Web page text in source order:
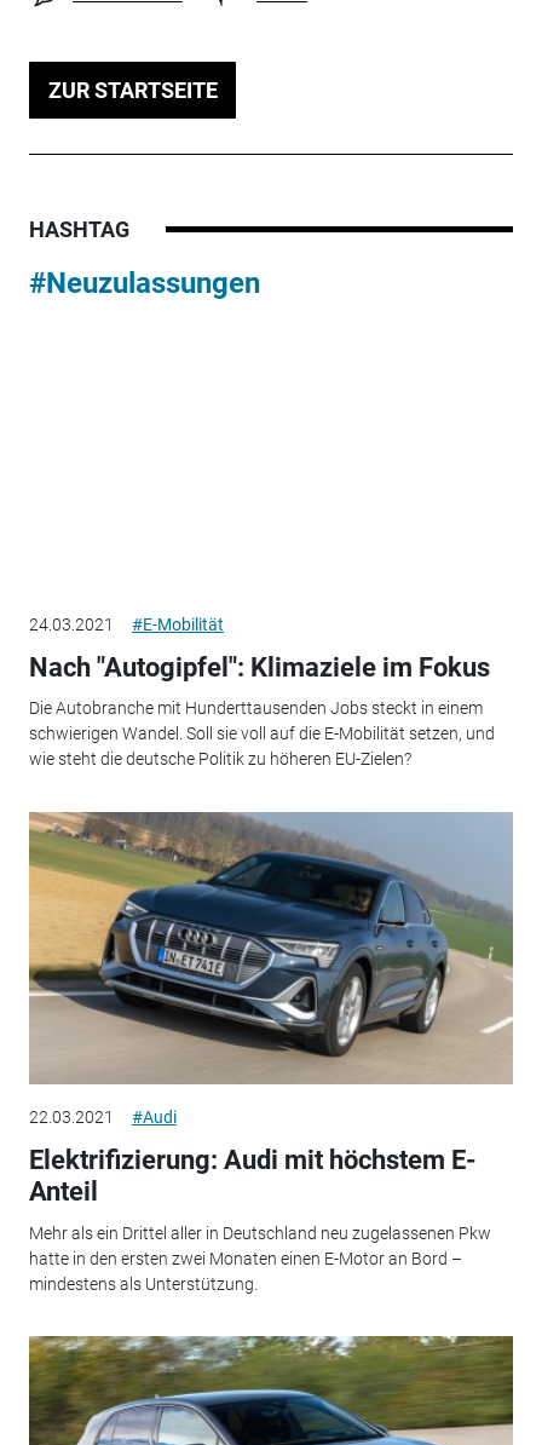
ZUR STARTSEITE
HASHTAG
#Neuzulassungen
24.03.2021 #E-Mobilität
Nach "Autogipfel": Klimaziele im Fokus
Die Autobranche mit Hunderttausenden Jobs steckt in einem
schwierigen Wandel. Soll sie voll auf die E-Mobilität setzen, und
wie steht die deutsche Politik zu höheren EU-Zielen?
22.03.2021 #Audi
Elektrifizierung: Audi mit höchstem E-
Anteil
Mehr als ein Drittel aller in Deutschland neu zugelassenen Pkw
hatte in den ersten zwei Monaten einen E-Motor an Bord –
mindestens als Unterstützung.